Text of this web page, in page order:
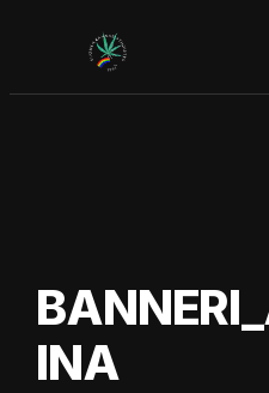
INA